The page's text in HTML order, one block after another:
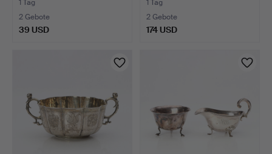
1 Tag
2 Gebote
39 USD
1 Tag
2 Gebote
174 USD